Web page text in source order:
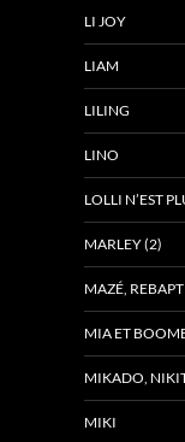
LI JOY
LIAM
LILING
LINO
LOLLI N’EST
MARLEY (2)
MAZÉ,
MIA ET
MIKADO,
MIKI